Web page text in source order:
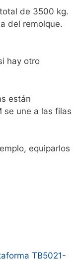
de 3500 kg.
del remolque.
hay otro
están
se une a las filas
equiparlos